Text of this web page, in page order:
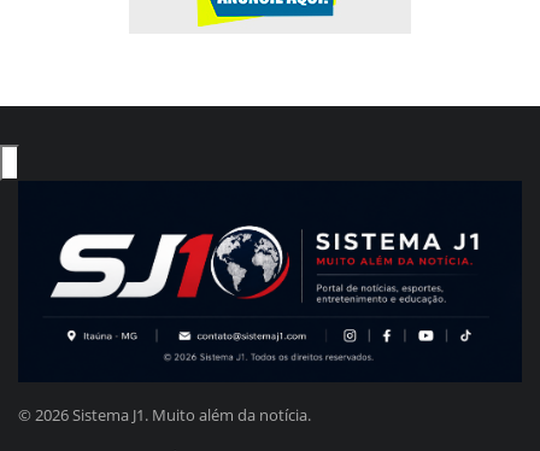
© 2026 Sistema J1. Muito além da notícia.